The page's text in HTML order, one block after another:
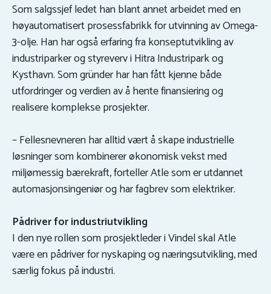
Som salgssjef ledet han blant annet arbeidet med en
høyautomatisert prosessfabrikk for utvinning av Omega-
3-olje. Han har også erfaring fra konseptutvikling av
industriparker og styreverv i Hitra Industripark og
Kysthavn. Som gründer har han fått kjenne både
utfordringer og verdien av å hente finansiering og
realisere komplekse prosjekter.
– Fellesnevneren har alltid vært å skape industrielle
løsninger som kombinerer økonomisk vekst med
miljømessig bærekraft, forteller Atle som er utdannet
automasjonsingeniør og har fagbrev som elektriker.
Pådriver for industriutvikling
I den nye rollen som prosjektleder i Vindel skal Atle
være en pådriver for nyskaping og næringsutvikling, med
særlig fokus på industri.